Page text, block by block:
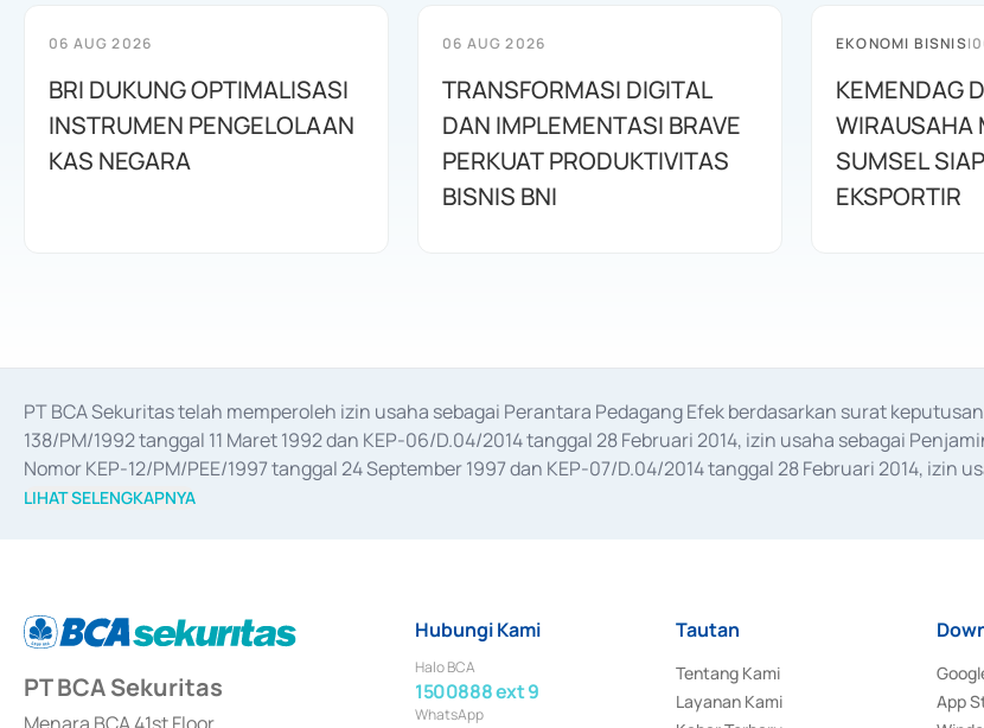
06 AUG 2026
BRI DUKUNG OPTIMALISASI
INSTRUMEN PENGELOLAAN
KAS NEGARA
06 AUG 2026
TRANSFORMASI DIGITAL
DAN IMPLEMENTASI BRAVE
PERKUAT PRODUKTIVITAS
BISNIS BNI
EKONOMI BISNIS|
KEMENDAG
WIRAUSAHA
SUMSEL
EKSPORTIR
PT BCA Sekuritas telah memperoleh izin usaha sebagai Perantara Pedagang Efek berdasarkan surat
138/PM/1992 tanggal 11 Maret 1992 dan KEP-06/D.04/2014 tanggal 28 Februari 2014, izin usaha sebagai
Nomor KEP-12/PM/PEE/1997 tanggal 24 September 1997 dan KEP-07/D.04/2014 tanggal 28 Februari 2014, izin
merger, akuisisi, divestasi, dan
LIHAT SELENGKAPNYA
PT BCA Sekuritas
Hubungi Kami
Halo BCA
1500888 ext 9
WhatsApp
Tautan
Tentang Kami
Layanan Kami
App